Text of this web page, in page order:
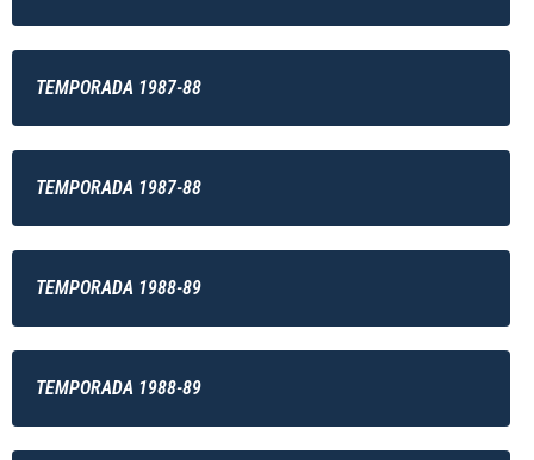
TEMPORADA 1987-88
TEMPORADA 1987-88
TEMPORADA 1988-89
TEMPORADA 1988-89